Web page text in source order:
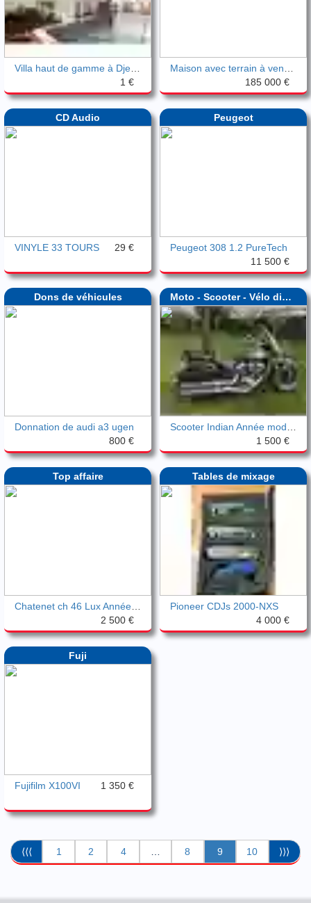
1 €
185 000 €
CD Audio
VINYLE 33 TOURS 29 €
Peugeot
Peugeot 308 1.2 PureTech
11 500 €
Dons de véhicules
Donnation de audi a3 ugen
800 €
Moto - Scooter - Vélo divers
1 500 €
Top affaire
2 500 €
Tables de mixage
Pioneer CDJs 2000-NXS
4 000 €
Fuji
Fujifilm X100VI 1 350 €
⟨⟨⟨ 1 2 4 8 9 10 ⟩⟩⟩